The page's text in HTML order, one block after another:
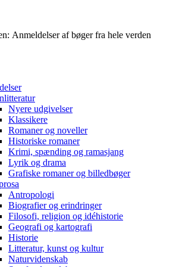
Anmeldelser af bøger fra hele verden
Nyere udgivelser
Klassikere
Romaner og noveller
Historiske romaner
Krimi, spænding og ramasjang
Lyrik og drama
Grafiske romaner og billedbøger
Antropologi
Biografier og erindringer
Filosofi, religion og idéhistorie
Geografi og kartografi
Historie
Litteratur, kunst og kultur
Naturvidenskab